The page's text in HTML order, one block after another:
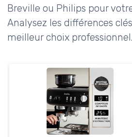
Breville ou Philips pour
Analysez les différences
meilleur choix professionnel.